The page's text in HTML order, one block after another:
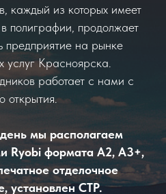
каждый из которых имеет
полиграфии, продолжает
предприятие на рынке
услуг Красноярска.
работает с нами с
открытия.
мы располагаем
Ryobi формата А2, А3+,
отделочное
установлен СТР.